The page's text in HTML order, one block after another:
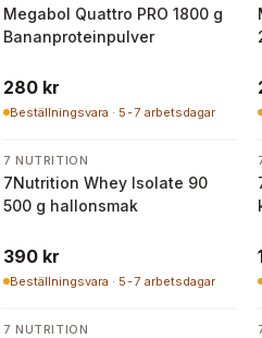
Megabol Quattro PRO 1800 g
Bananproteinpulver
280 kr
Beställningsvara · 5-7 arbetsdagar
7 NUTRITION
7Nutrition Whey Isolate 90
500 g hallonsmak
390 kr
Beställningsvara · 5-7 arbetsdagar
7 NUTRITION